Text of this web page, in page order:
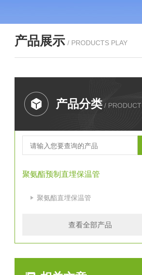
产品展示 / PRODUCTS PLAY
产品分类 / PRODUCT
聚氨酯预制直埋保温管
聚氨酯直埋保温管
查看全部产品